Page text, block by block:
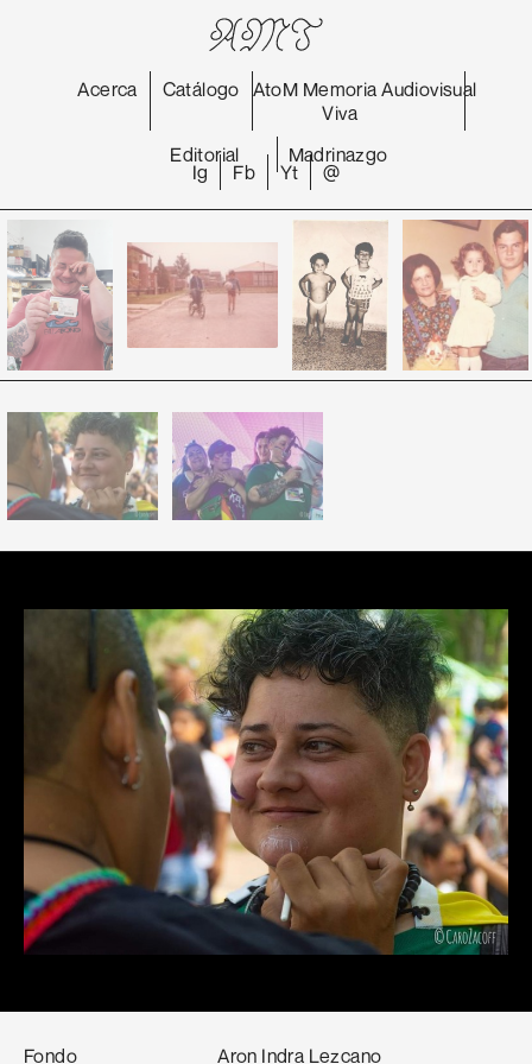
Acerca Catálogo AtoM Memoria
Viva
Audiovisual
Editorial Madrinazgo
Ig Fb Yt @
Fondo Aron Indra Lezcano